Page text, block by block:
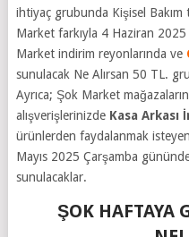
ihtiyaç grubunda Kişisel
Market farkıyla 4 Haziran 2025
Market indirim reyonlarında ve
sunulacak Ne Alırsan 50 TL.
Ayrıca; Şok Market
alışverişlerinizde Kasa
ürünlerden faydalanmak
Mayıs 2025 Çarşamba
sunulacaklar.
ŞOK HAFTAYA